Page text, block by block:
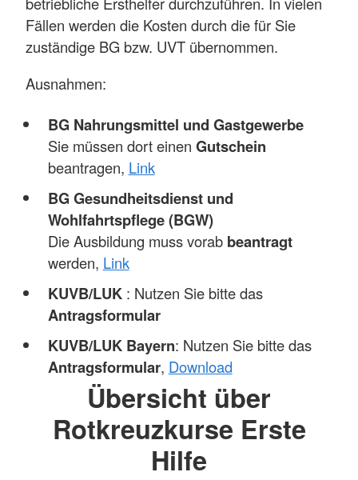
Fällen werden die Kosten durch die für Sie
zuständige BG bzw. UVT übernommen.
Ausnahmen:
BG Nahrungsmittel und Gastgewerbe
Sie müssen dort einen Gutschein
beantragen, Link
BG Gesundheitsdienst und
Wohlfahrtspflege (BGW)
Die Ausbildung muss vorab beantragt
werden, Link
KUVB/LUK : Nutzen Sie bitte das
Antragsformular
KUVB/LUK Bayern: Nutzen Sie bitte das
Antragsformular, Download
Übersicht über
Rotkreuzkurse Erste
Hilfe